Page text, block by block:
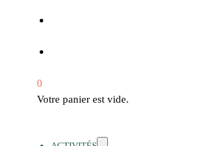
0
Votre panier est vide.